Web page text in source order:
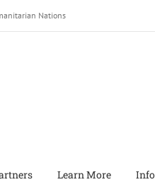
Nations
Learn More